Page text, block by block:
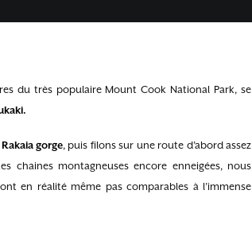
du très populaire Mount Cook National Park, se
Rakaia gorge, puis filons sur une route d’abord assez
chaines montagneuses encore enneigées, nous
en réalité même pas comparables à l’immense